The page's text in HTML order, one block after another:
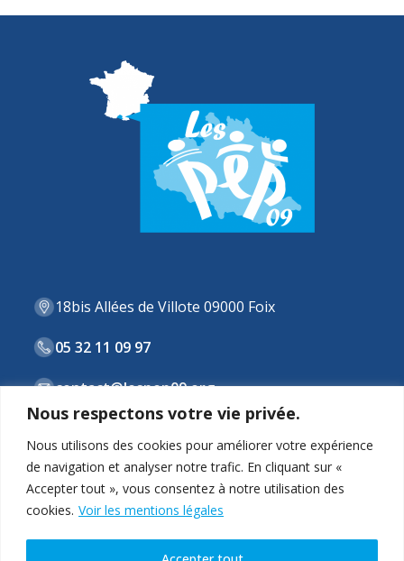
Nous respectons votre vie privée.
Nous utilisons des cookies pour améliorer votre expérience
de navigation et analyser notre trafic. En cliquant sur «
Accepter tout », vous consentez à notre utilisation des
cookies. Voir les mentions légales
18bis Allées de Villote 09000 Foix
05 32 11 09 97
contact@lespep09.org
ASSOCIATION
STRUCTURES & DISPOSITIFS